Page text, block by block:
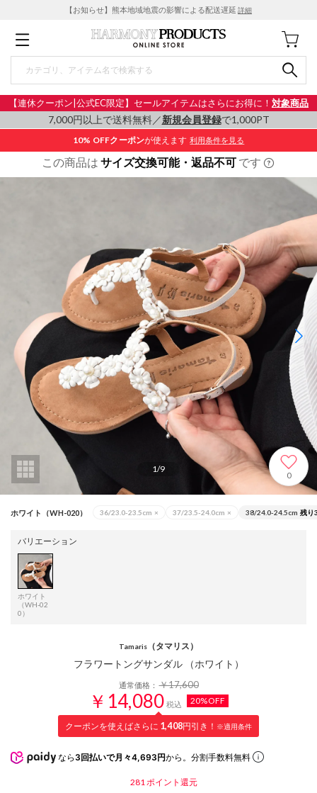
【お知らせ】熊本地域地震の影響による配送遅延 詳細
【連休クーポン|公式EC限定】セールアイテムはさらにお得に！ 対象商品
7,000円以上で送料無料／新規会員登録で1,000PT
10% OFFクーポンが使えます 利用条件を見る
この商品は サイズ交換可能・返品不可 です
1/9
0
ホワイト（WH-020） 36/23.0-23.5cm × 37/23.5-24.0cm × 38/24.0-24.5cm 残り
バリエーション
ホワイト
（WH-02
0）
Tamaris （タマリス）
フラワートングサンダル （ホワイト）
通常価格：￥17,600
￥14,080 税込 20%OFF
クーポンを使えばさらに 1,408円引き！ ※適用条件
なら 3回払いで月々4,693円から。分割手数料無料
281 ポイント還元